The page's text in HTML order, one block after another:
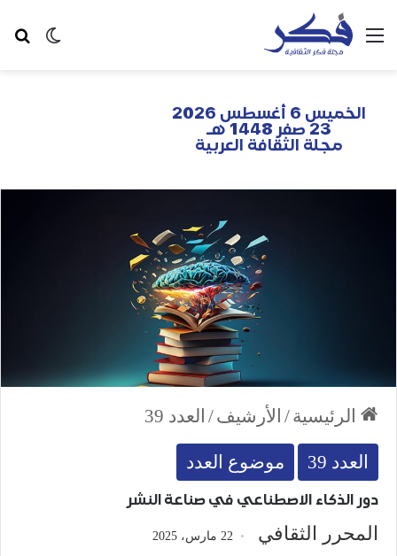
الخميس 6 أغسطس 2026
23 صفر 1448 هـ
مجلة الثقافة العربية
الرئيسية/ الأرشيف/ العدد 39
العدد 39 موضوع العدد
دور الذكاء الاصطناعي في صناعة النشر
المحرر الثقافي 22 مارس، 2025